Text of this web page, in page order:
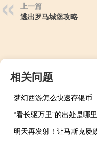
上一篇
逃出罗马城堡攻略
相关问题
梦幻西游怎么快速存银币
“看长驱万里”的出处是哪里